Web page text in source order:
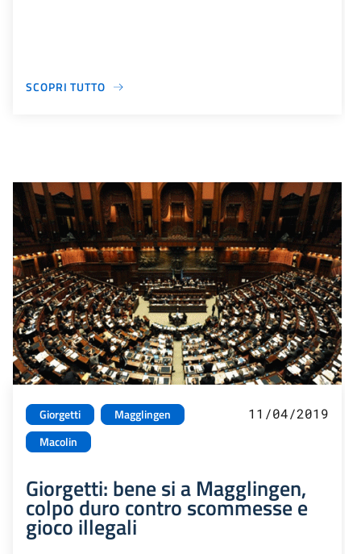
SCOPRI TUTTO
Giorgetti
Magglingen
Macolin
11/04/2019
Giorgetti: bene si a Magglingen,
colpo duro contro scommesse e
gioco illegali